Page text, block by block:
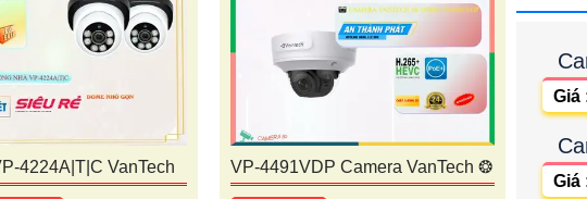
4224A|T|C VanTech VP-4491VDP Camera VanTech ❂
Giá
Giá